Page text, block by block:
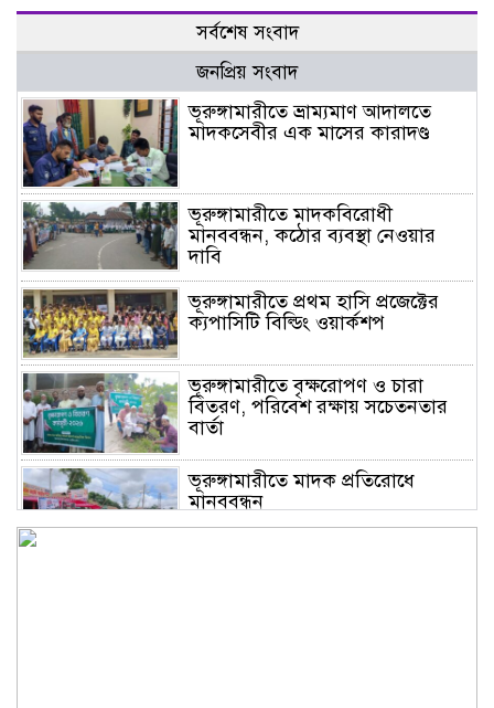
সর্বশেষ সংবাদ
জনপ্রিয় সংবাদ
ভূরুঙ্গামারীতে ভ্রাম্যমাণ আদালতে
মাদকসেবীর এক মাসের কারাদণ্ড
ভূরুঙ্গামারীতে মাদকবিরোধী
মানববন্ধন, কঠোর ব্যবস্থা নেওয়ার
দাবি
ভূরুঙ্গামারীতে প্রথম হাসি প্রজেক্টের
ক্যপাসিটি বিল্ডিং ওয়ার্কশপ
ভূরুঙ্গামারীতে বৃক্ষরোপণ ও চারা
বিতরণ, পরিবেশ রক্ষায় সচেতনতার
বার্তা
ভূরুঙ্গামারীতে মাদক প্রতিরোধে
মানববন্ধন